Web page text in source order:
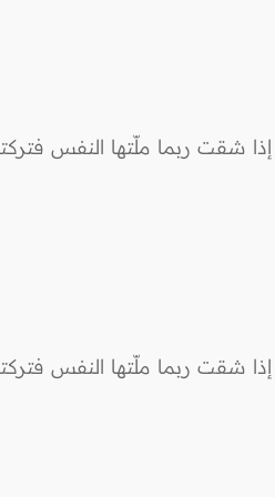
شقت ربما ملّتها النفس
شقت ربما ملّتها النفس